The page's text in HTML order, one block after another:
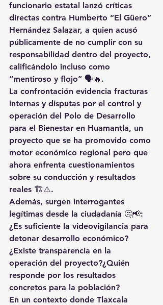
funcionario estatal lanzó críticas
directas contra Humberto “El Güero”
Hernández Salazar, a quien acusó
públicamente de no cumplir con su
responsabilidad dentro del proyecto,
calificándolo incluso como
“mentiroso y flojo” 🗣️🔥.
La confrontación evidencia fracturas
internas y disputas por el control y
operación del Polo de Desarrollo
para el Bienestar en Huamantla, un
proyecto que se ha promovido como
motor económico regional pero que
ahora enfrenta cuestionamientos
sobre su conducción y resultados
reales 🏗️⚠️.
Además, surgen interrogantes
legítimas desde la ciudadanía 🤔📢:
¿Es suficiente la videovigilancia para
detonar desarrollo económico?
¿Existe transparencia en la
operación del proyecto?¿Quién
responde por los resultados
concretos para la población?
En un contexto donde Tlaxcala